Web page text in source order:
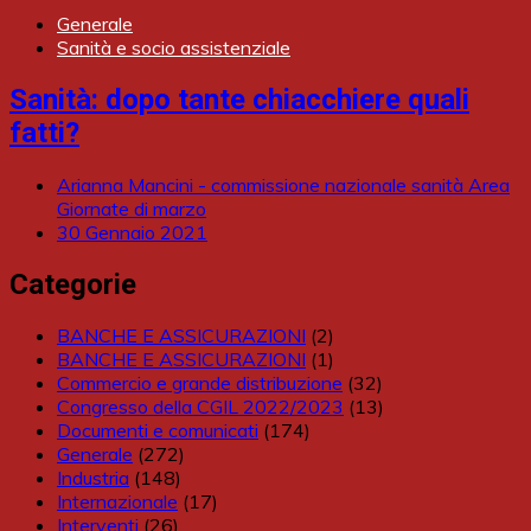
Generale
Sanità e socio assistenziale
Sanità: dopo tante chiacchiere quali
fatti?
Arianna Mancini - commissione nazionale sanità Area
Giornate di marzo
30 Gennaio 2021
Categorie
BANCHE E ASSICURAZIONI (2)
BANCHE E ASSICURAZIONI (1)
Commercio e grande distribuzione (32)
Congresso della CGIL 2022/2023 (13)
Documenti e comunicati (174)
Generale (272)
Industria (148)
Internazionale (17)
Interventi (26)